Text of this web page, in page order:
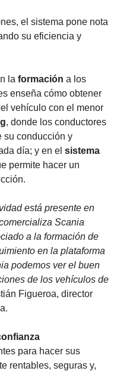
el sistema pone nota
su eficiencia y
la formación a los
enseña cómo obtener
vehículo con el menor
, donde los conductores
su conducción y
día; y en el sistema
permite hacer un
está presente en
Scania
a la formación de
en la plataforma
podemos ver el buen
de los vehículos de
Figueroa, director
para hacer sus
rentables, seguras y,